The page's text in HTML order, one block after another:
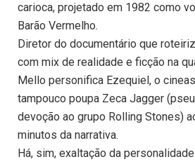
carioca, projetado em 1982 como
Barão Vermelho.
Diretor do documentário que
com mix de realidade e ficção na
Mello personifica Ezequiel, o
tampouco poupa Zeca Jagger
devoção ao grupo Rolling Stones)
minutos da narrativa.
Há, sim, exaltação da